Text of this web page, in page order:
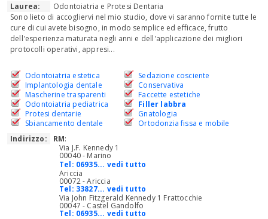
Laurea:
Odontoiatria e Protesi Dentaria
Sono lieto di accogliervi nel mio studio, dove vi saranno fornite tutte le
cure di cui avete bisogno, in modo semplice ed efficace, frutto
dell'esperienza maturata negli anni e dell'applicazione dei migliori
protocolli operativi, appresi...
Odontoiatria estetica
Implantologia dentale
Mascherine trasparenti
Odontoiatria pediatrica
Protesi dentarie
Sbiancamento dentale
Sedazione cosciente
Conservativa
Faccette estetiche
Filler labbra
Gnatologia
Ortodonzia fissa e mobile
Indirizzo:
RM:
Via J.F. Kennedy 1
00040 - Marino
Tel: 06935... vedi tutto
Ariccia
00072 - Ariccia
Tel: 33827... vedi tutto
Via John Fitzgerald Kennedy 1 Frattocchie
00047 - Castel Gandolfo
Tel: 06935... vedi tutto